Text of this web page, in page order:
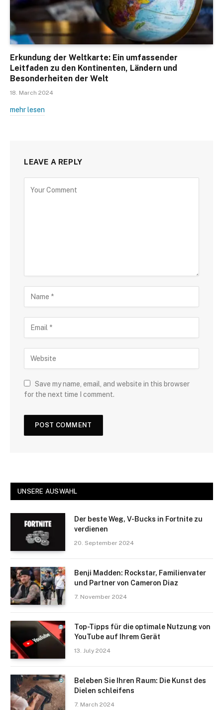
Erkundung der Weltkarte: Ein umfassender
Leitfaden zu den Kontinenten, Ländern und
Besonderheiten der Welt
18. March 2024
mehr lesen
LEAVE A REPLY
Save my name, email, and website in this browser
for the next time I comment.
UNSERE AUSWAHL
Der beste Weg, V-Bucks in Fortnite zu
verdienen
20. September 2024
Benji Madden: Rockstar, Familienvater
und Partner von Cameron Diaz
7. November 2024
Top-Tipps für die optimale Nutzung von
YouTube auf Ihrem Gerät
13. July 2024
Beleben Sie Ihren Raum: Die Kunst des
Dielen schleifens
7. March 2024